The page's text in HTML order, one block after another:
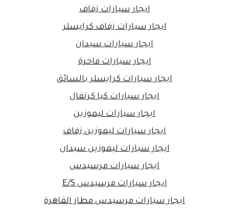
ايجار سيارات زفاف
ايجار سيارات زفاف كرايسلر
ايجار سيارات سيدان
ايجار سيارات فاخرة
ايجار سيارات كرايسلر بالسائق
ايجار سيارات كيا كرنفال
ايجار سيارات ليموزين
ايجار سيارات ليموزين زفاف
ايجار سيارات ليموزين سيدان
ايجار سيارات مرسيدس
ايجار سيارات مرسيدس E/S
ايجار سيارات مرسيدس مطار القاهرة